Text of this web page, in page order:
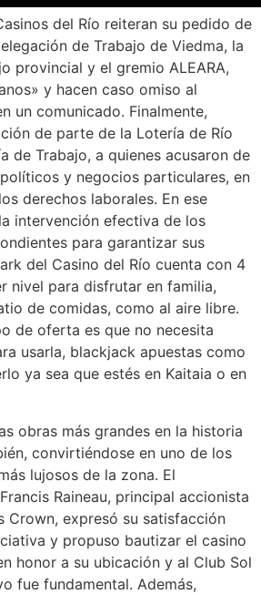
del Río reiteran su pedido de
de Trabajo de Viedma, la
provincial y el gremio ALEARA,
y hacen caso omiso al
un comunicado. Finalmente,
de parte de la Lotería de Río
de Trabajo, a quienes acusaron de
y negocios particulares, en
derechos laborales. En ese
intervención efectiva de los
para garantizar sus
del Casino del Río cuenta con 4
nivel para disfrutar en familia,
de comidas, como al aire libre.
de oferta es que no necesita
usarla, blackjack apuestas como
ya sea que estés en Kaitaia o en
obras más grandes en la historia
convirtiéndose en uno de los
lujosos de la zona. El
Raineau, principal accionista
Crown, expresó su satisfacción
y propuso bautizar el casino
honor a su ubicación y al Club Sol
fue fundamental. Además,